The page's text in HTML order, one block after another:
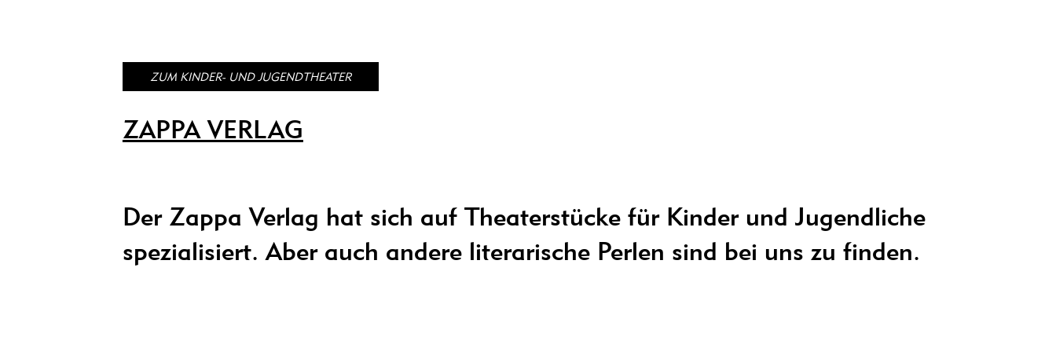
ZUM KINDER- UND JUGENDTHEATER
ZAPPA VERLAG
Der Zappa Verlag hat sich auf Theaterstücke für Kinder und Jugendliche
spezialisiert. Aber auch andere literarische Perlen sind bei uns zu finden.